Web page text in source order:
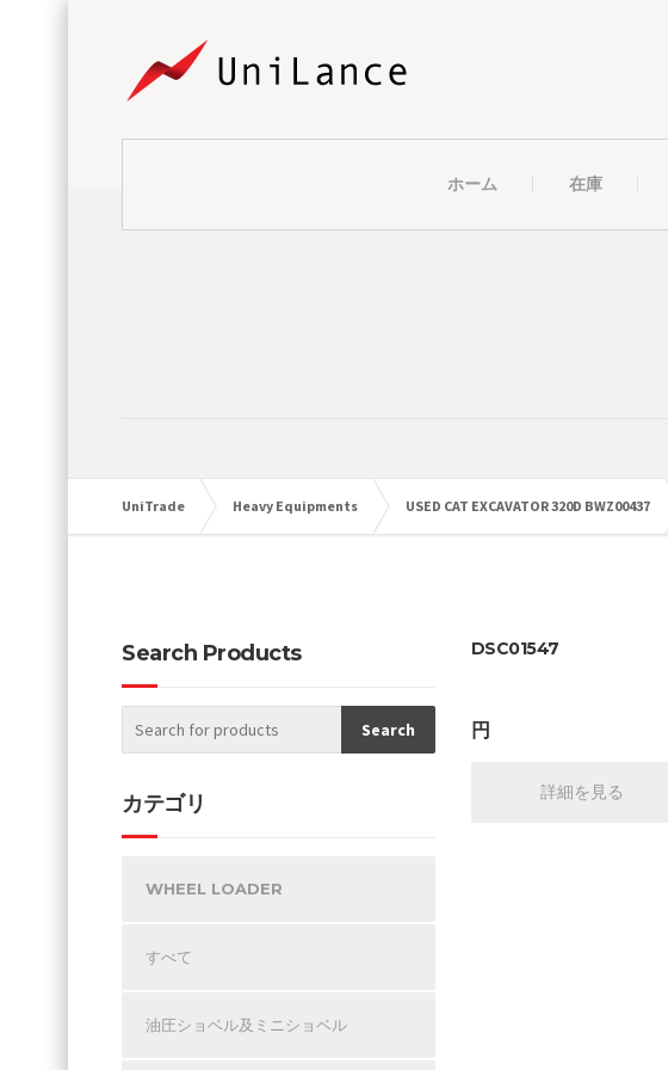
ホーム 在庫
UniTrade Heavy Equipments USED CAT EXCAVATOR 320D BWZ00437
DSC01547
円
詳細を見る
Search Products
カテゴリ
WHEEL LOADER
すべて
油圧ショベル及ミニショベル